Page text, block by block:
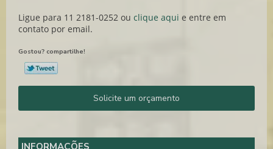
Ligue para 11 2181-0252 ou clique aqui e entre em
contato por email.
Gostou? compartilhe!
Solicite um orçamento